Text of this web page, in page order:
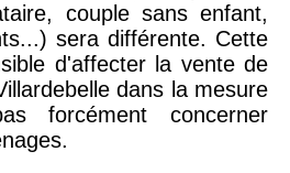
couple sans enfant,
sera différente. Cette
d'affecter la vente de
dans la mesure
forcément concerner